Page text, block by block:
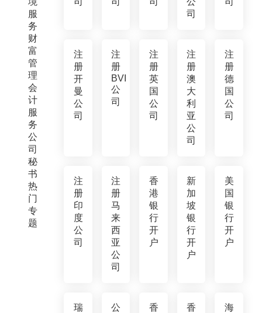
服
务
财
富
管
理
会
计
服
务
公
司
秘
书
热
门
专
题
司
注
册
开
曼
公
司
注
册
BVI
公
司
注
册
英
国
公
司
注
册
澳
大
利
亚
公
司
注
册
德
国
公
司
注
册
印
度
公
司
注
册
马
来
西
亚
公
司
香
港
银
行
开
户
新
加
坡
银
行
开
户
美
国
银
行
开
户
瑞
公
香
香
海